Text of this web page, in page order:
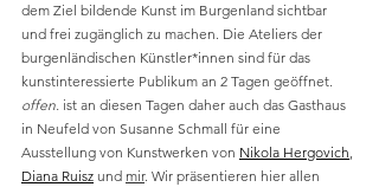
dem Ziel bildende Kunst im Burgenland sichtbar
und frei zugänglich zu machen. Die Ateliers der
burgenländischen Künstler*innen sind für das
kunstinteressierte Publikum an 2 Tagen geöffnet.
offen. ist an diesen Tagen daher auch das Gasthaus
in Neufeld von Susanne Schmall für eine
Ausstellung von Kunstwerken von Nikola Hergovich,
Diana Ruisz und mir. Wir präsentieren hier allen